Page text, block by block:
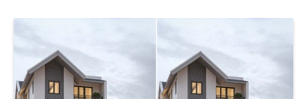
Biệt thự mái thái là một kiểu kiến trúc với kết cấu mái
ngói thái xếp chồng lên nhau, có độ dốc nhất định,
tạo nên sự vững chãi và chắc chắn cho ngôi nhà. Biệt